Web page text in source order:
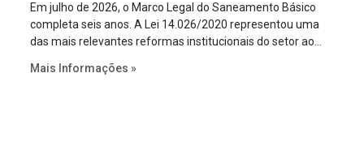
Em julho de 2026, o Marco Legal do Saneamento Básico
completa seis anos. A Lei 14.026/2020 representou uma
das mais relevantes reformas institucionais do setor ao
serviços, ampliar a participação da iniciativa privada,
Mais Informações »